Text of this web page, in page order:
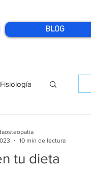
BLOG
Fisiología
tu dieta
10 min de lectura